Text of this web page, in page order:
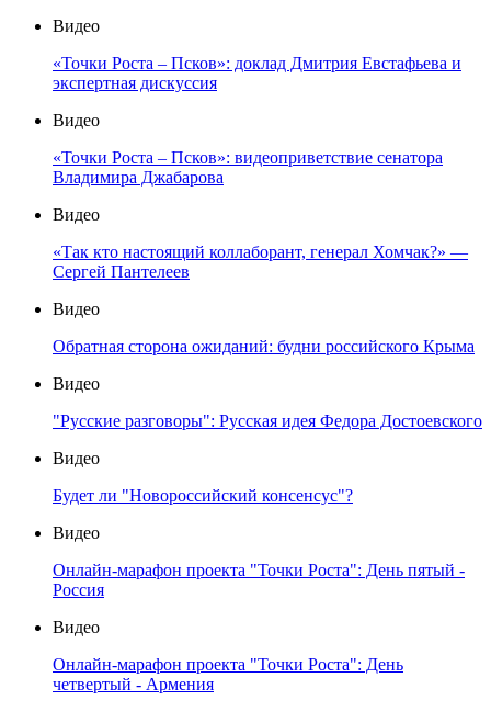
Видео
«Точки Роста – Псков»: доклад Дмитрия Евстафьева и
экспертная дискуссия
Видео
«Точки Роста – Псков»: видеоприветствие сенатора
Владимира Джабарова
Видео
«Так кто настоящий коллаборант, генерал Хомчак?» —
Сергей Пантелеев
Видео
Обратная сторона ожиданий: будни российского Крыма
Видео
"Русские разговоры": Русская идея Федора Достоевского
Видео
Будет ли "Новороссийский консенсус"?
Видео
Онлайн-марафон проекта "Точки Роста": День пятый -
Россия
Видео
Онлайн-марафон проекта "Точки Роста": День
четвертый - Армения